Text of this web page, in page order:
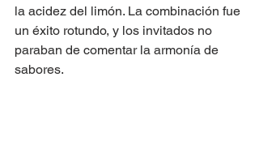
la acidez del limón. La combinación fue
un éxito rotundo, y los invitados no
paraban de comentar la armonía de
sabores.